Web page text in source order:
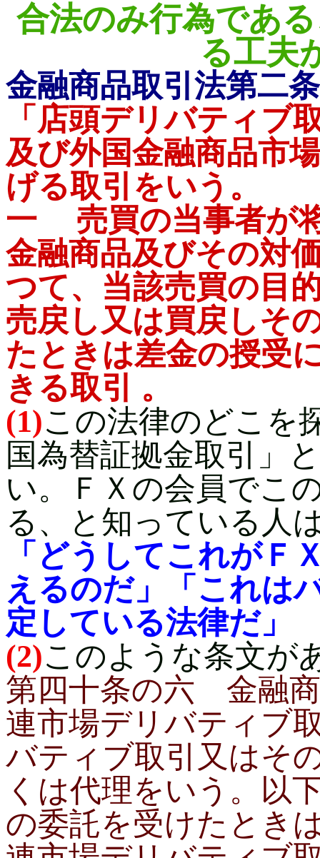
合法のみ行為であ
る工夫
金融商品取引法第
「店頭デリバティブ
及び外国金融商品市
げる取引をいう。
一 売買の当事者が
金融商品及びその対
つて、当該売買の目
売戻し又は買戻しそ
たときは差金の授受
きる取引 。
(1)この法律のどこを
国為替証拠金取引」
い。ＦＸの会員でこ
る、と知っている人
「どうしてこれがＦ
えるのだ」「これは
定している法律だ」
(2)このような条文が
第四十条の六 金融
連市場デリバティブ
バティブ取引又はそ
くは代理をいう。以
の委託を受けたとき